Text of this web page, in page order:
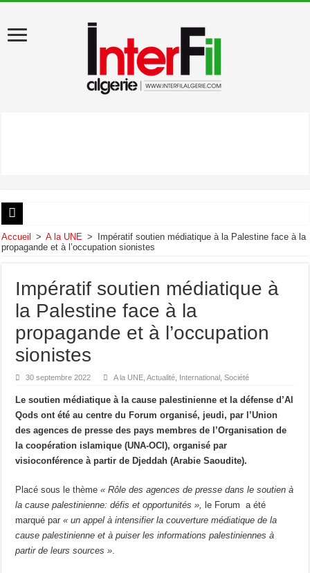
États-Unis : Donald Trump évacué du dîner des correspondants de la Maison
Artémis II : les astronautes ont amerri dans le Pacifique
Décès de Liamine Zeroual, ancien président de la République algérienne
DISPARITION Ali Khamenei, le Guide suprême de la République islamique
Libye : Saïf al-Islam Kadhafi, fils de l’ancien dirigeant libyen, est mort
France : Sébastien Lecornu reconduit Premier ministre, LFI et le RN promettent
France : Roland Lescure à l’Économie, Bruno Le Maire aux Armées, le
Accueil > A la UNE >
Impératif soutien médiatique à la Palestine face à la
propagande et à l’occupation sionistes
Impératif soutien médiatique à
la Palestine face à la
propagande et à l’occupation
sionistes
30 septembre 2022 A la UNE ,Actualité International ,Société
Le soutien médiatique à la cause palestinienne et la défense d’Al
Qods ont été au centre du Forum organisé, jeudi, par l’Union
des agences de presse des pays membres de l’Organisation de
la coopération islamique (UNA-OCI), organisé par
visioconférence à partir de Djeddah (Arabie Saoudite).
Placé sous le thème« Rôle des agences de presse dans le soutien à
la cause palestinienne: défis et opportunités », le Forum a été
marqué par« un appel à intensifier la couverture médiatique de la
cause palestinienne et à puiser les informations palestiniennes à
partir de leurs sources »